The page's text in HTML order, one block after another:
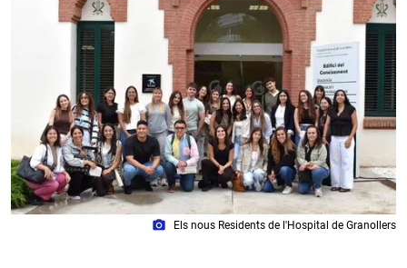
photo_camera Els nous Residents de l'Hospital de Granollers